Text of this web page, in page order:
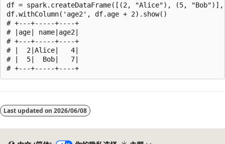
df = spark.createDataFrame([(2, "Alice"), (5, "Bob")],
df.withColumn('age2', df.age + 2).show()
# +---+-----+----+
# |age| name|age2|
# +---+-----+----+
# |  2|Alice|   4|
# |  5|  Bob|   7|
模
式
Last updated on 2026/06/08